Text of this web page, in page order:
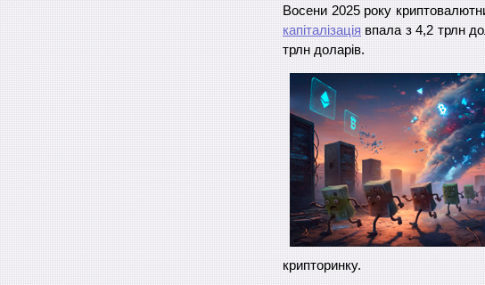
Восени 2025 року
капіталізація впала з 4,2 трлн
трлн доларів.
крипторинку.